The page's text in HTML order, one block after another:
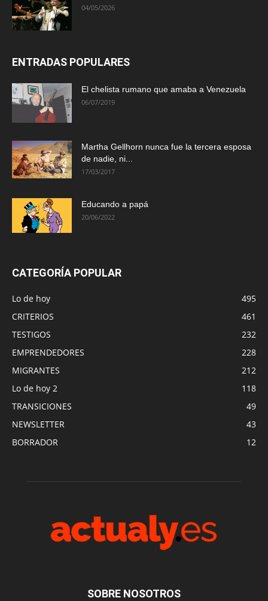
04/05/2026
ENTRADAS POPULARES
El chelista rumano que amaba a Venezuela
06/07/2019
Martha Gellhorn nunca fue la tercera esposa
de nadie, ni...
17/03/2017
Educando a papá
20/06/2022
CATEGORÍA POPULAR
Lo de hoy
495
CRITERIOS
461
TESTIGOS
232
EMPRENDEDORES
228
MIGRANTES
212
Lo de hoy 2
118
TRANSICIONES
49
NEWSLETTER
43
BORRADOR
12
SOBRE NOSOTROS